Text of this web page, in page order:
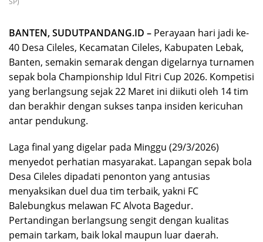
BANTEN, SUDUTPANDANG.ID – Perayaan hari jadi ke-
40 Desa Cileles, Kecamatan Cileles, Kabupaten Lebak,
Banten, semakin semarak dengan digelarnya turnamen
sepak bola Championship Idul Fitri Cup 2026. Kompetisi
yang berlangsung sejak 22 Maret ini diikuti oleh 14 tim
dan berakhir dengan sukses tanpa insiden kericuhan
antar pendukung.
Laga final yang digelar pada Minggu (29/3/2026)
menyedot perhatian masyarakat. Lapangan sepak bola
Desa Cileles dipadati penonton yang antusias
menyaksikan duel dua tim terbaik, yakni FC
Balebungkus melawan FC Alvota Bagedur.
Pertandingan berlangsung sengit dengan kualitas
pemain tarkam, baik lokal maupun luar daerah.